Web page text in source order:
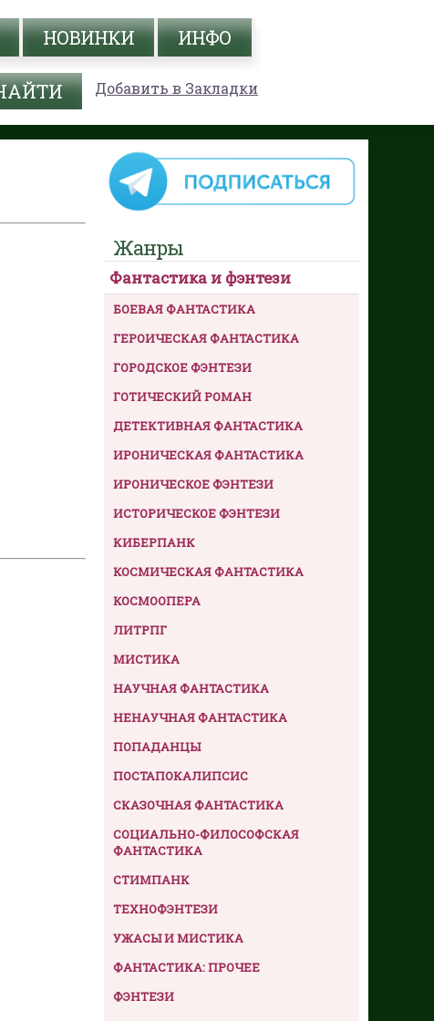
НОВИНКИ ИНФО
Добавить в Закладки
Жанры
Фантастика и фэнтези
БОЕВАЯ ФАНТАСТИКА
ГЕРОИЧЕСКАЯ ФАНТАСТИКА
ГОРОДСКОЕ ФЭНТЕЗИ
ГОТИЧЕСКИЙ РОМАН
ДЕТЕКТИВНАЯ ФАНТАСТИКА
ИРОНИЧЕСКАЯ ФАНТАСТИКА
ИРОНИЧЕСКОЕ ФЭНТЕЗИ
ИСТОРИЧЕСКОЕ ФЭНТЕЗИ
КИБЕРПАНК
КОСМИЧЕСКАЯ ФАНТАСТИКА
КОСМООПЕРА
ЛИТРПГ
МИСТИКА
НАУЧНАЯ ФАНТАСТИКА
НЕНАУЧНАЯ ФАНТАСТИКА
ПОПАДАНЦЫ
ПОСТАПОКАЛИПСИС
СКАЗОЧНАЯ ФАНТАСТИКА
СОЦИАЛЬНО-ФИЛОСОФСКАЯ
ФАНТАСТИКА
СТИМПАНК
ТЕХНОФЭНТЕЗИ
УЖАСЫ И МИСТИКА
ФАНТАСТИКА: ПРОЧЕЕ
ФЭНТЕЗИ